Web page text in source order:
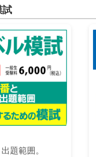
題範囲。